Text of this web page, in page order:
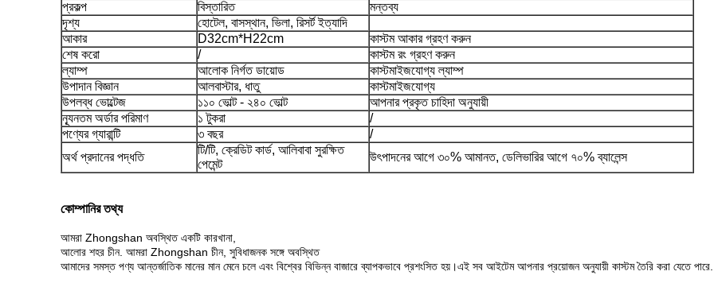
প্রকল্প বিস্তারিত
মন্তব্য
দৃশ্য
হোটেল, বাসস্থান, ভিলা, রিসর্ট ইত্যাদি
আকার
D32cm*H22cm
কাস্টম আকার গ্রহণ করুন
শেষ করো
/
কাস্টম রং গ্রহণ করুন
ল্যাম্প
আলোক নির্গত ডায়োড
কাস্টমাইজযোগ্য ল্যাম্প
উপাদান বিজ্ঞান
আলবাস্টার, ধাতু
কাস্টমাইজযোগ্য
উপলব্ধ ভোল্টেজ
১১০ ভোল্ট - ২৪০ ভোল্ট
আপনার প্রকৃত চাহিদা অনুযায়ী
ন্যূনতম অর্ডার পরিমাণ
১ টুকরা
/
পণ্যের গ্যারান্টি
৩ বছর
/
অর্থ প্রদানের পদ্ধতি
টি/টি, ক্রেডিট কার্ড, আলিবাবা সুরক্ষিত
পেমেন্ট
উৎপাদনের আগে ৩০% আমানত, ডেলিভারির আগে ৭০% ব্যালেন্স
কোম্পানির তথ্য
আমরা Zhongshan অবস্থিত একটি কারখানা,
আলোর শহর চীন. আমরা Zhongshan চীন, সুবিধাজনক সঙ্গে অবস্থিত
আমাদের সমস্ত পণ্য আন্তর্জাতিক মানের মান মেনে চলে এবং বিশ্বের বিভিন্ন বাজারে ব্যাপকভাবে প্রশংসিত হয়।এই সব আইটেম আপনার প্রয়োজন অনুযায়ী কাস্টম তৈরি করা যেতে